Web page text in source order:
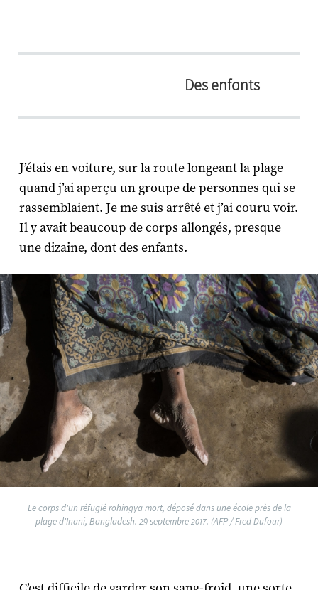
Des enfants
J’étais en voiture, sur la route longeant la plage
quand j’ai aperçu un groupe de personnes qui se
rassemblaient. Je me suis arrêté et j’ai couru voir.
Il y avait beaucoup de corps allongés, presque
une dizaine, dont des enfants.
Le corps d'un réfugié rohingya mort, déposé dans une école près de la
plage d'Inani, Bangladesh. 29 septembre 2017. (AFP / Fred Dufour)